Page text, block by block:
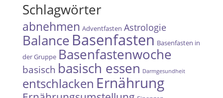
Schlagwörter
abnehmen Adventfasten Astrologie
BalanceBasenfasten Basenfasten in
der Gruppe Basenfastenwoche
basisch basisch essen Darmgesundheit
entschlacken Ernährung